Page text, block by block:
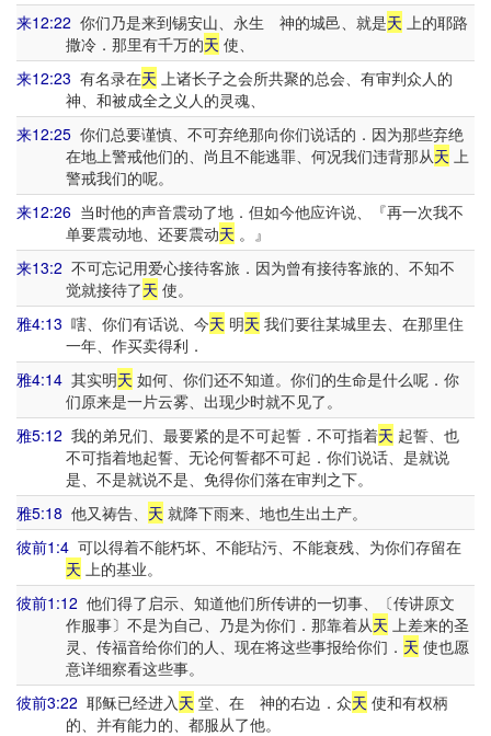
来12:22 你们乃是来到锡安山、永生 神的城邑、就是天 上的耶路
撒冷．那里有千万的天 使、
来12:23 有名录在天 上诸长子之会所共聚的总会、有审判众人的
神、和被成全之义人的灵魂、
来12:25 你们总要谨慎、不可弃绝那向你们说话的．因为那些弃绝
在地上警戒他们的、尚且不能逃罪、何况我们违背那从天 上
警戒我们的呢。
来12:26 当时他的声音震动了地．但如今他应许说、『再一次我不
单要震动地、还要震动天 。』
来13:2 不可忘记用爱心接待客旅．因为曾有接待客旅的、不知不
觉就接待了天 使。
雅4:13 嗐、你们有话说、今天 明天 我们要往某城里去、在那里住
一年、作买卖得利．
雅4:14 其实明天 如何、你们还不知道。你们的生命是什么呢．你
们原来是一片云雾、出现少时就不见了。
雅5:12 我的弟兄们、最要紧的是不可起誓．不可指着天 起誓、也
不可指着地起誓、无论何誓都不可起．你们说话、是就说
是、不是就说不是、免得你们落在审判之下。
雅5:18 他又祷告、 天 就降下雨来、地也生出土产。
彼前1:4 可以得着不能朽坏、不能玷污、不能衰残、为你们存留在
天 上的基业。
彼前1:12 他们得了启示、知道他们所传讲的一切事、〔传讲原文
作服事〕不是为自己、乃是为你们．那靠着从天 上差来的圣
灵、传福音给你们的人、现在将这些事报给你们． 天 使也愿
意详细察看这些事。
彼前3:22 耶稣已经进入天 堂、在 神的右边．众天 使和有权柄
的、并有能力的、都服从了他。